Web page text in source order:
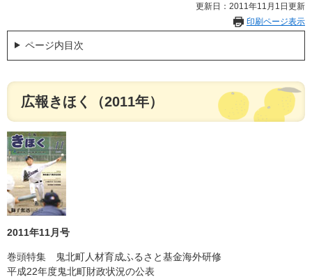
更新日：2011年11月1日更新
印刷ページ表示
ページ内目次
広報きほく（2011年）
2011年11月号
巻頭特集 鬼北町人材育成ふるさと基金海外研修
平成22年度鬼北町財政状況の公表